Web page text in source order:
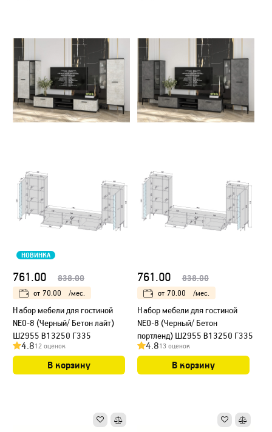
НОВИНКА
761.00 838.00
от 70.00 /мес.
Набор мебели для гостиной
NEO-8 (Черный/ Бетон лайт)
Ш2955 В13250 Г335
4.812 оценок
В корзину
761.00 838.00
от 70.00 /мес.
Набор мебели для гостиной
NEO-8 (Черный/ Бетон
портленд) Ш2955 В13250 Г335
4.813 оценок
В корзину